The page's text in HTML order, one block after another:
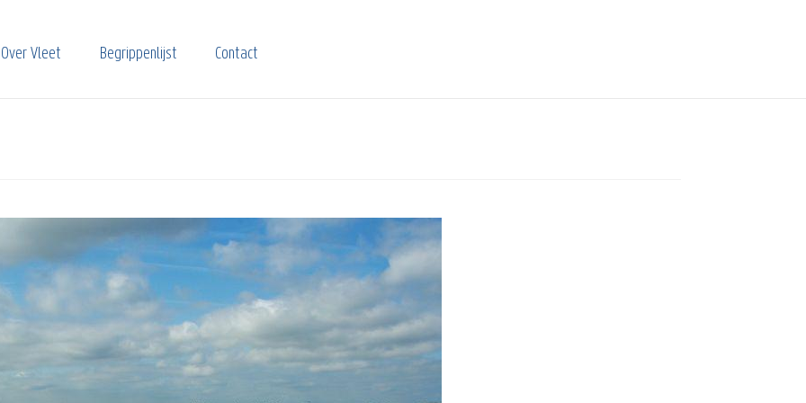
Over Vleet Begrippenlijst Contact